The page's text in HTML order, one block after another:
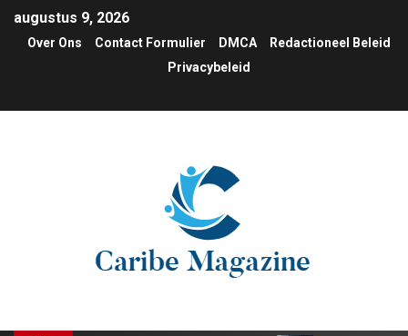
augustus 9, 2026
Over Ons Contact Formulier DMCA
Redactioneel Beleid
Privacybeleid